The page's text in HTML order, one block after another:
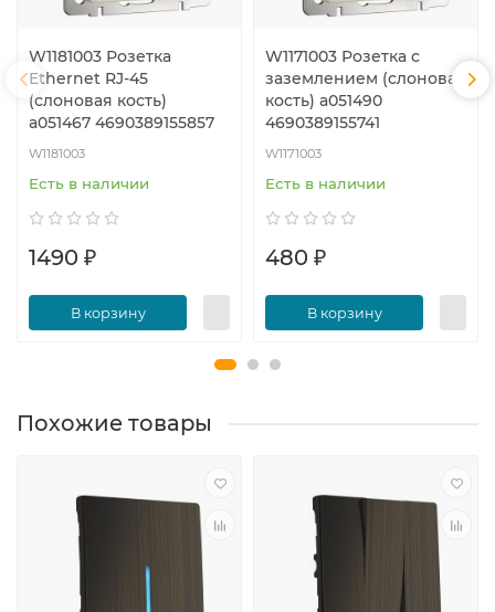
W1181003 Розетка
Ethernet RJ-45
(слоновая кость)
a051467 4690389155857
W1181003
Есть в наличии
1490 ₽
В корзину
W1171003 Розетка с
заземлением (слоновая
кость) a051490
4690389155741
W1171003
Есть в наличии
480 ₽
В корзину
Похожие товары